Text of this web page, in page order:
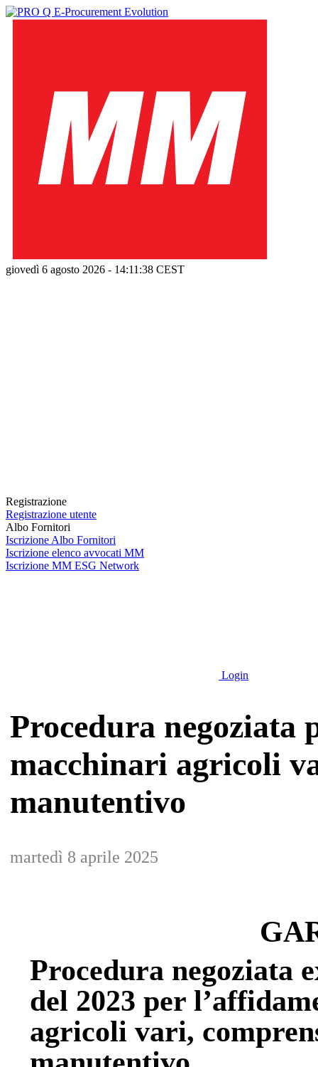
giovedì 6 agosto 2026 - 14:11:39 CEST
Registrazione
Registrazione utente
Albo Fornitori
Iscrizione Albo Fornitori
Iscrizione elenco avvocati MM
Iscrizione MM ESG Network
Login
Procedura
macchinari agricoli
manutentivo
martedì 8 aprile 2025
Procedura negoziata
del 2023 per
agricoli vari,